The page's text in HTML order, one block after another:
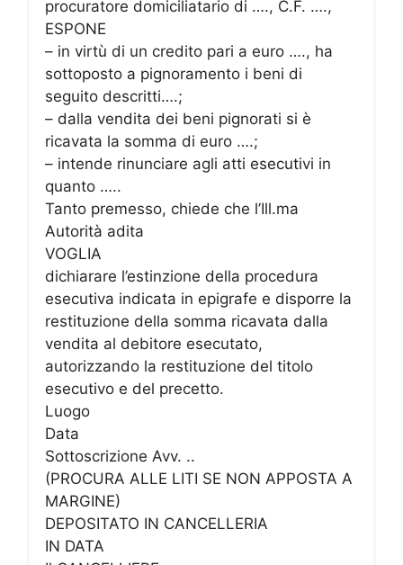
procuratore domiciliatario di …., C.F. ….,
ESPONE
– in virtù di un credito pari a euro …., ha
sottoposto a pignoramento i beni di
seguito descritti….;
– dalla vendita dei beni pignorati si è
ricavata la somma di euro ….;
– intende rinunciare agli atti esecutivi in
quanto …..
Tanto premesso, chiede che l’Ill.ma
Autorità adita
VOGLIA
dichiarare l’estinzione della procedura
esecutiva indicata in epigrafe e disporre la
restituzione della somma ricavata dalla
vendita al debitore esecutato,
autorizzando la restituzione del titolo
esecutivo e del precetto.
Luogo
Data
Sottoscrizione Avv. ..
(PROCURA ALLE LITI SE NON APPOSTA A
MARGINE)
DEPOSITATO IN CANCELLERIA
IN DATA